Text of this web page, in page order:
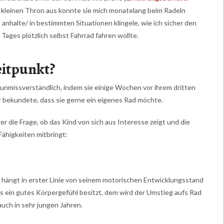
kleinen Thron aus konnte sie mich monatelang beim Radeln
in bestimmten Situationen klingele, wie ich sicher den
plötzlich selbst Fahrrad fahren wollte.
indem sie einige Wochen vor ihrem dritten
dass sie gerne ein eigenes Rad möchte.
die Frage, ob das Kind von sich aus Interesse zeigt und die
mitbringt:
in erster Linie von seinem motorischen Entwicklungsstand
ein gutes Körpergefühl besitzt, dem wird der Umstieg aufs Rad
in sehr jungen Jahren.